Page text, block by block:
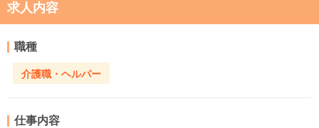
求人内容
職種
介護職・ヘルパー
仕事内容